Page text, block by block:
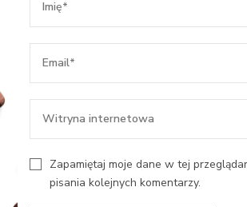
Zapamiętaj moje dane w tej
pisania kolejnych komentarzy.